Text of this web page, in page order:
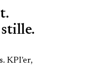
KPI'er,